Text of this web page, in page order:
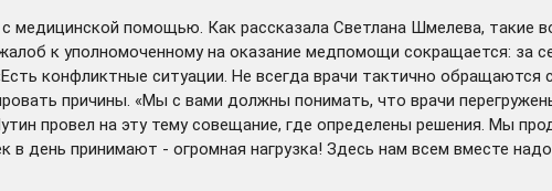
медицинской помощью. Как рассказала Светлана Шмелева, такие
к уполномоченному на оказание медпомощи сокращается: за
конфликтные ситуации. Не всегда врачи тактично
причины. «Мы с вами должны понимать, что врачи
провел на эту тему совещание, где определены решения. Мы
в день принимают - огромная нагрузка! Здесь нам всем вместе